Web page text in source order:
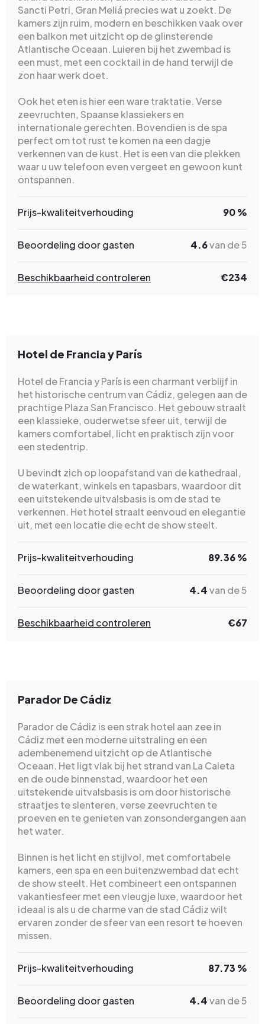
Sancti Petri, Gran Meliá precies wat u zoekt. De
kamers zijn ruim, modern en beschikken vaak over
een balkon met uitzicht op de glinsterende
Atlantische Oceaan. Luieren bij het zwembad is
een must, met een cocktail in de hand terwijl de
zon haar werk doet.
Ook het eten is hier een ware traktatie. Verse
zeevruchten, Spaanse klassiekers en
internationale gerechten. Bovendien is de spa
perfect om tot rust te komen na een dagje
verkennen van de kust. Het is een van die plekken
waar u uw telefoon even vergeet en gewoon kunt
ontspannen.
Prijs-kwaliteitverhouding 90 %
Beoordeling door gasten 4.6van de 5
Beschikbaarheid controleren €234
Hotel de Francia y París
Hotel de Francia y París is een charmant verblijf in
het historische centrum van Cádiz, gelegen aan de
prachtige Plaza San Francisco. Het gebouw straalt
een klassieke, ouderwetse sfeer uit, terwijl de
kamers comfortabel, licht en praktisch zijn voor
een stedentrip.
U bevindt zich op loopafstand van de kathedraal,
de waterkant, winkels en tapasbars, waardoor dit
een uitstekende uitvalsbasis is om de stad te
verkennen. Het hotel straalt eenvoud en elegantie
uit, met een locatie die echt de show steelt.
Prijs-kwaliteitverhouding 89.36 %
Beoordeling door gasten 4.4van de 5
Beschikbaarheid controleren €67
Parador De Cádiz
Parador de Cádiz is een strak hotel aan zee in
Cádiz met een moderne uitstraling en een
adembenemend uitzicht op de Atlantische
Oceaan. Het ligt vlak bij het strand van La Caleta
en de oude binnenstad, waardoor het een
uitstekende uitvalsbasis is om door historische
straatjes te slenteren, verse zeevruchten te
proeven en te genieten van zonsondergangen aan
het water.
Binnen is het licht en stijlvol, met comfortabele
kamers, een spa en een buitenzwembad dat echt
de show steelt. Het combineert een ontspannen
vakantiesfeer met een vleugje luxe, waardoor het
ideaal is als u de charme van de stad Cádiz wilt
ervaren zonder de sfeer van een resort te hoeven
missen.
Prijs-kwaliteitverhouding 87.73 %
Beoordeling door gasten 4.4van de 5